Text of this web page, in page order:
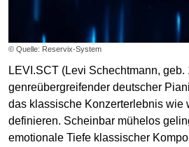
© Quelle: Reservix-System
LEVI.SCT (Levi Schechtmann, geb.
genreübergreifender deutscher
das klassische Konzerterlebnis wie
definieren. Scheinbar mühelos
emotionale Tiefe klassischer